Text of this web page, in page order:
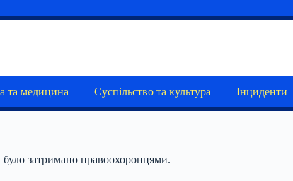
та медицина Суспільство та культура Інциденти
затримано правоохоронцями.